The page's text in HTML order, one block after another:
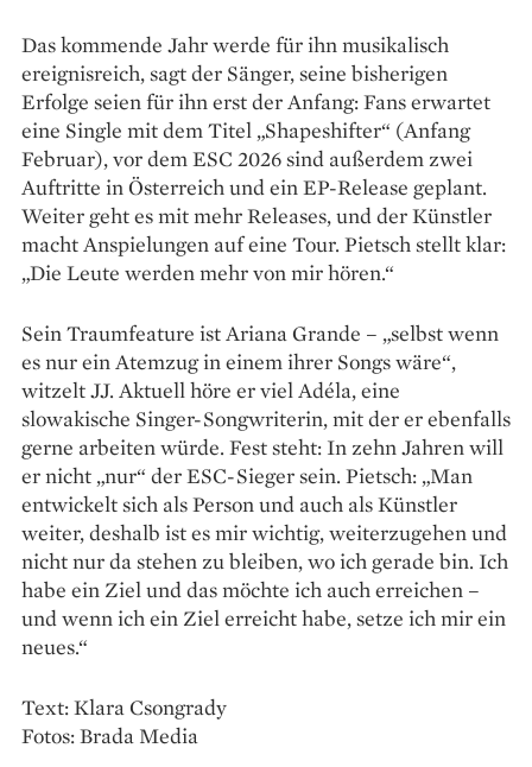
Das kommende Jahr werde für ihn musikalisch
ereignisreich, sagt der Sänger, seine bisherigen
Erfolge seien für ihn erst der Anfang: Fans erwartet
eine Single mit dem Titel „Shapeshifter“ (Anfang
Februar), vor dem ESC 2026 sind außerdem zwei
Auftritte in Österreich und ein EP-Release geplant.
Weiter geht es mit mehr Releases, und der Künstler
macht Anspielungen auf eine Tour. Pietsch stellt klar:
„Die Leute werden mehr von mir hören.“
Sein Traumfeature ist Ariana Grande – „selbst wenn
es nur ein Atemzug in einem ihrer Songs wäre“,
witzelt JJ. Aktuell höre er viel Adéla, eine
slowakische Singer-­Songwriterin, mit der er ebenfalls
gerne arbeiten würde. Fest steht: In zehn Jahren will
er nicht „nur“ der ESC-Sieger sein. Pietsch: „Man
entwickelt sich als Person und auch als Künstler
weiter, deshalb ist es mir wichtig, weiterzugehen und
nicht nur da stehen zu bleiben, wo ich gerade bin. Ich
habe ein Ziel und das möchte ich auch erreichen –
und wenn ich ein Ziel erreicht habe, setze ich mir ein
neues.“
Text: Klara Csongrady
Fotos: Brada Media